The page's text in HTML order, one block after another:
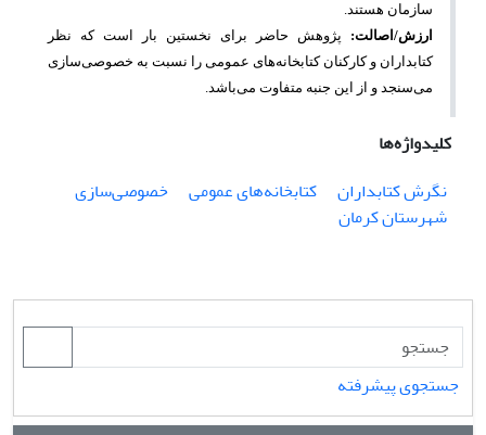
سازمان هستند.
ارزش/اصالت: پژوهش حاضر برای نخستین بار است که نظر
کتابداران و کارکنان کتابخانه‌‌های عمومی را نسبت به خصوصی‌سازی
می‌سنجد و از این جنبه متفاوت می‌باشد.
کلیدواژه‌ها
نگرش کتابداران
کتابخانه‌های عمومی
خصوصی‌سازی
شهرستان کرمان
جستجوی پیشرفته